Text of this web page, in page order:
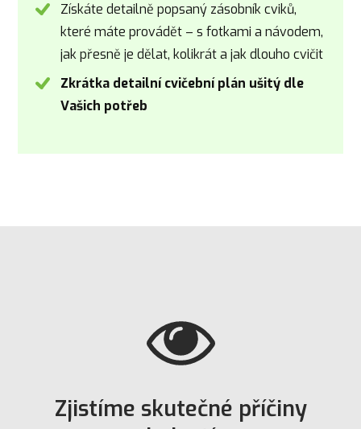
Získáte detailně popsaný zásobník cviků,
které máte provádět – s fotkami a návodem,
jak přesně je dělat, kolikrát a jak dlouho cvičit
Zkrátka detailní cvičební plán ušitý dle
Vašich potřeb
Zjistíme skutečné příčiny